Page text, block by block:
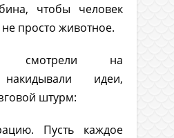
чтобы человек
не просто животное.
смотрели на
идеи,
штурм:
Пусть каждое